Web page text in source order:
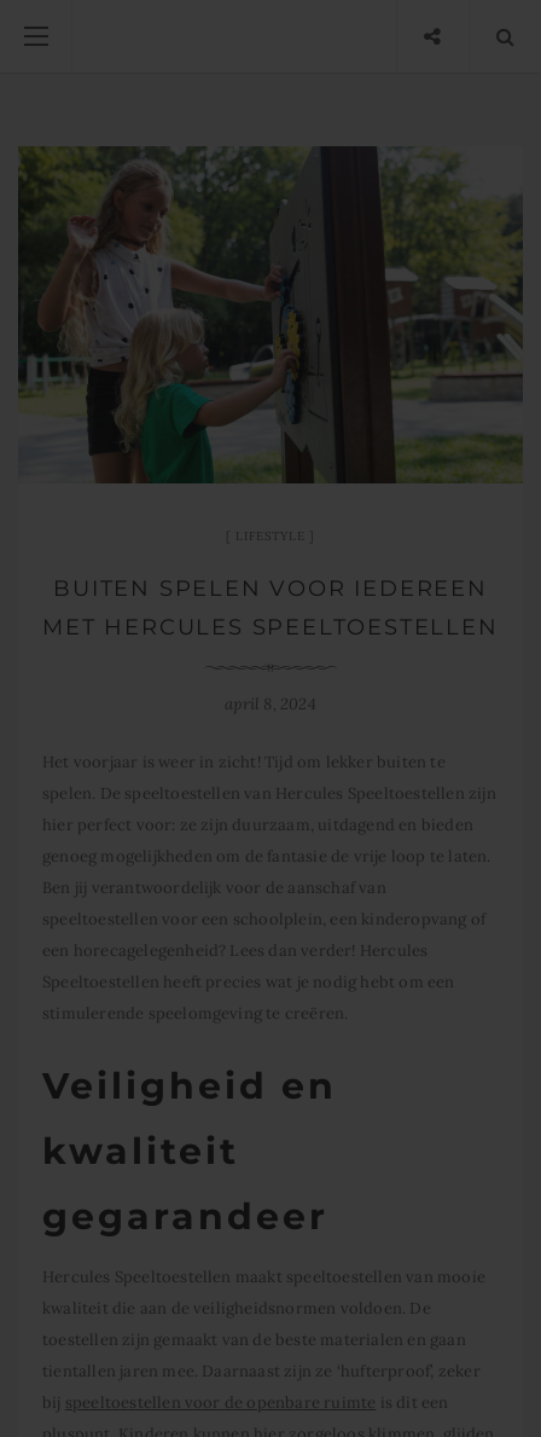
LIFESTYLE
BUITEN SPELEN VOOR IEDEREEN
MET HERCULES SPEELTOESTELLEN
april 8, 2024
Het voorjaar is weer in zicht! Tijd om lekker buiten te
spelen. De speeltoestellen van Hercules Speeltoestellen zijn
hier perfect voor: ze zijn duurzaam, uitdagend en bieden
genoeg mogelijkheden om de fantasie de vrije loop te laten.
Ben jij verantwoordelijk voor de aanschaf van
speeltoestellen voor een schoolplein, een kinderopvang of
een horecagelegenheid? Lees dan verder! Hercules
Speeltoestellen heeft precies wat je nodig hebt om een
stimulerende speelomgeving te creëren.
Veiligheid en
kwaliteit
gegarandeer
Hercules Speeltoestellen maakt speeltoestellen van mooie
kwaliteit die aan de veiligheidsnormen voldoen. De
toestellen zijn gemaakt van de beste materialen en gaan
tientallen jaren mee. Daarnaast zijn ze ‘hufterproof’, zeker
bij speeltoestellen voor de openbare ruimte is dit een